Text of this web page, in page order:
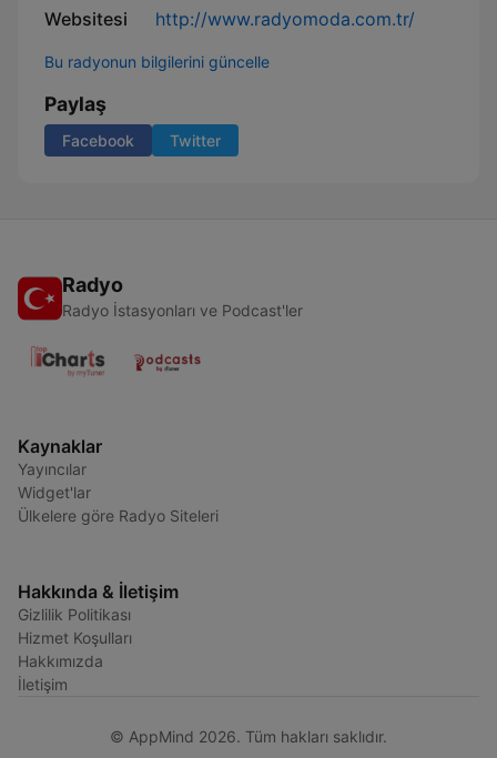
Websitesi http://www.radyomoda.com.tr/
Bu radyonun bilgilerini güncelle
Paylaş
Facebook Twitter
Radyo
Radyo İstasyonları ve Podcast'ler
Kaynaklar
Yayıncılar
Widget'lar
Ülkelere göre Radyo Siteleri
Hakkında & İletişim
Gizlilik Politikası
Hizmet Koşulları
Hakkımızda
İletişim
© AppMind 2026. Tüm hakları saklıdır.